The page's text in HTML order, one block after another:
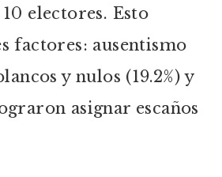
electores. Esto
factores: ausentismo
y nulos (19.2%) y
asignar escaños